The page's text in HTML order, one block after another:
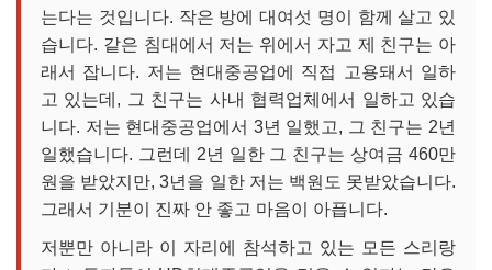
는다는 것입니다. 작은 방에 대여섯 명이 함께 살고 있
습니다. 같은 침대에서 저는 위에서 자고 제 친구는 아
래서 잡니다. 저는 현대중공업에 직접 고용돼서 일하
고 있는데, 그 친구는 사내 협력업체에서 일하고 있습
니다. 저는 현대중공업에서 3년 일했고, 그 친구는 2년
일했습니다. 그런데 2년 일한 그 친구는 상여금 460만
원을 받았지만, 3년을 일한 저는 백원도 못받았습니다.
그래서 기분이 진짜 안 좋고 마음이 아픕니다.
저뿐만 아니라 이 자리에 참석하고 있는 모든 스리랑